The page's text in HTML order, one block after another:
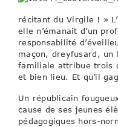
récitant du Virgile ! »
elle n’émanait d’un
responsabilité
maçon, dreyfusard, un
familiale attribue trois
et bien lieu. Et qu’il
Un républicain
cause de ses jeunes
pédagogiques hors-